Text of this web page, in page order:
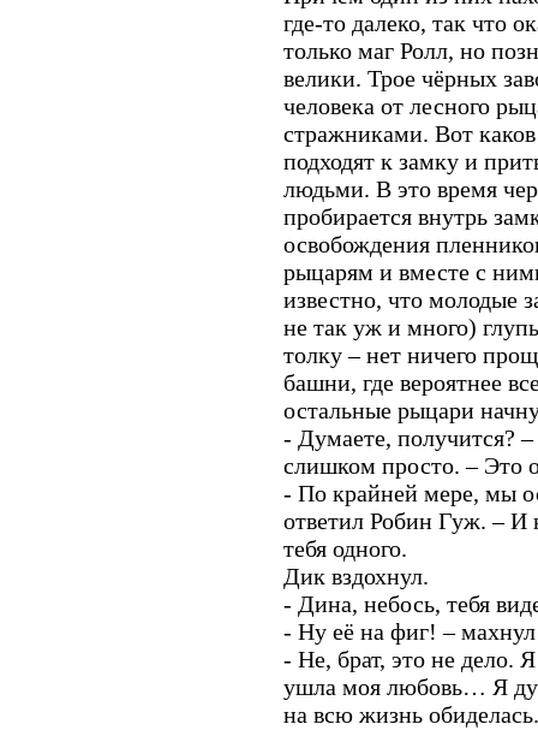
где-то далеко, так что
только маг Ролл, но
велики. Трое чёрных
человека от лесного
стражниками. Вот
подходят к замку и
людьми. В это время
пробирается внутрь
освобождения
рыцарям и вместе с
известно, что молодые
не так уж и много)
толку – нет ничего
башни, где вероятнее
остальные рыцари
- Думаете, получится?
слишком просто. – Это
- По крайней мере, мы
ответил Робин Гуж. – И
тебя одного.
Дик вздохнул.
- Дина, небось, тебя
- Ну её на фиг! –
- Не, брат, это не дело.
ушла моя любовь… Я
на всю жизнь обиделась.